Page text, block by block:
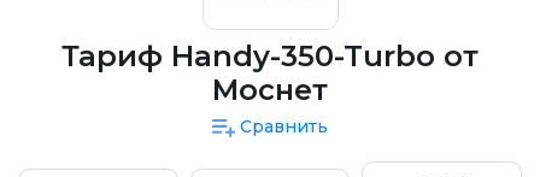
Тариф Handy-350-Turbo от
Моснет
Сравнить